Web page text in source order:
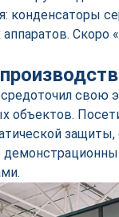
конденсаторы
аппаратов.
свою